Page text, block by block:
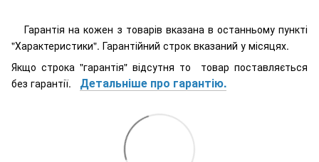
Гарантія на кожен з товарів вказана в останньому пункті
"Характеристики". Гарантійний строк вказаний у місяцях.
Якщо строка "гарантія" відсутня то товар поставляється
без гарантії. Детальніше про гарантію.